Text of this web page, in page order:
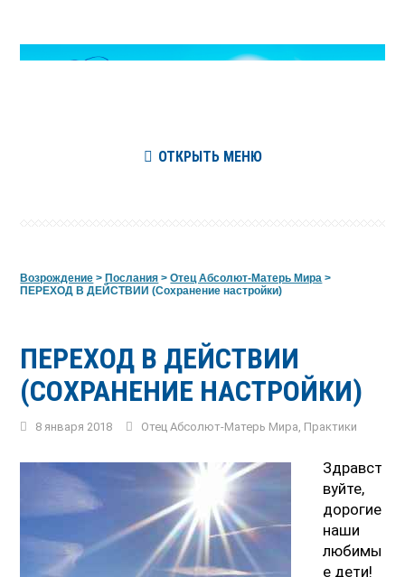
ОТКРЫТЬ МЕНЮ
Возрождение >Послания >Отец Абсолют-Матерь Мира >
ПЕРЕХОД В ДЕЙСТВИИ (Сохранение настройки)
ПЕРЕХОД В ДЕЙСТВИИ
(СОХРАНЕНИЕ НАСТРОЙКИ)
8 января 2018 Отец Абсолют-Матерь Мира Практики
Здравст
вуйте,
дорогие
наши
любимы
е дети!